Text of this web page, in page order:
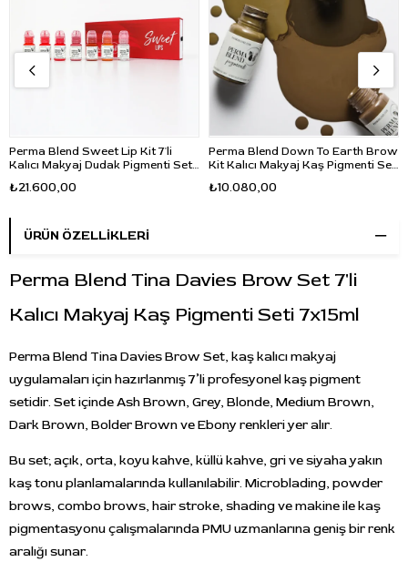
Perma Blend Sweet Lip Kit 7'li
Kalıcı Makyaj Dudak Pigmenti Seti
₺21.600,00
Perma Blend Down To Earth Brow
Kit Kalıcı Makyaj Kaş Pigmenti Seti
₺10.080,00
ÜRÜN ÖZELLIKLERI
Perma Blend Tina Davies Brow Set 7'li
Kalıcı Makyaj Kaş Pigmenti Seti 7x15ml
Perma Blend Tina Davies Brow Set, kaş kalıcı makyaj
uygulamaları için hazırlanmış 7’li profesyonel kaş pigment
setidir. Set içinde Ash Brown, Grey, Blonde, Medium Brown,
Dark Brown, Bolder Brown ve Ebony renkleri yer alır.
Bu set; açık, orta, koyu kahve, küllü kahve, gri ve siyaha yakın
kaş tonu planlamalarında kullanılabilir. Microblading, powder
brows, combo brows, hair stroke, shading ve makine ile kaş
pigmentasyonu çalışmalarında PMU uzmanlarına geniş bir renk
aralığı sunar.